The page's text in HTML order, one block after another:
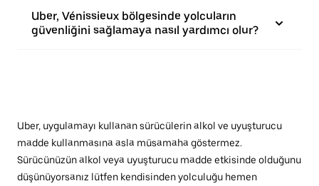
Uber, Vénissieux bölgesinde yolcuların
güvenliğini sağlamaya nasıl yardımcı olur?
Uber, uygulamayı kullanan sürücülerin alkol ve uyuşturucu
madde kullanmasına asla müsamaha göstermez.
Sürücünüzün alkol veya uyuşturucu madde etkisinde olduğunu
düşünüyorsanız lütfen kendisinden yolculuğu hemen